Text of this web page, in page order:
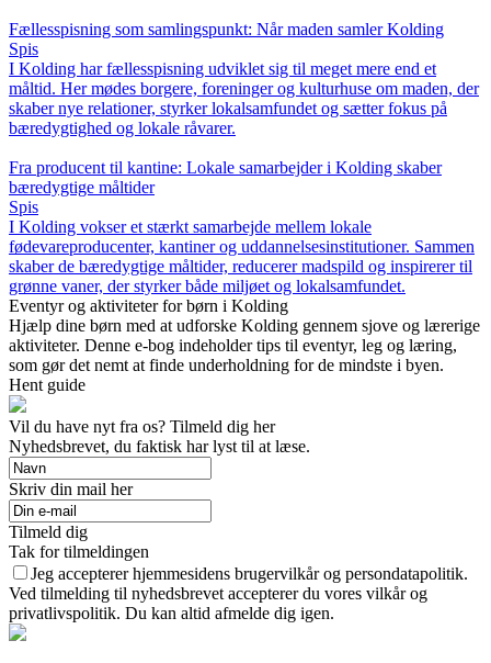
Fællesspisning som samlingspunkt: Når maden samler Kolding
Spis
I Kolding har fællesspisning udviklet sig til meget mere end et
måltid. Her mødes borgere, foreninger og kulturhuse om maden, der
skaber nye relationer, styrker lokalsamfundet og sætter fokus på
bæredygtighed og lokale råvarer.
Fra producent til kantine: Lokale samarbejder i Kolding skaber
bæredygtige måltider
Spis
I Kolding vokser et stærkt samarbejde mellem lokale
fødevareproducenter, kantiner og uddannelsesinstitutioner. Sammen
skaber de bæredygtige måltider, reducerer madspild og inspirerer til
grønne vaner, der styrker både miljøet og lokalsamfundet.
Eventyr og aktiviteter for børn i Kolding
Hjælp dine børn med at udforske Kolding gennem sjove og lærerige
aktiviteter. Denne e-bog indeholder tips til eventyr, leg og læring,
som gør det nemt at finde underholdning for de mindste i byen.
Hent guide
Vil du have nyt fra os? Tilmeld dig her
Nyhedsbrevet, du faktisk har lyst til at læse.
Skriv din mail her
Tilmeld dig
Tak for tilmeldingen
Jeg accepterer hjemmesidens brugervilkår og persondatapolitik.
Ved tilmelding til nyhedsbrevet accepterer du vores vilkår og
privatlivspolitik. Du kan altid afmelde dig igen.